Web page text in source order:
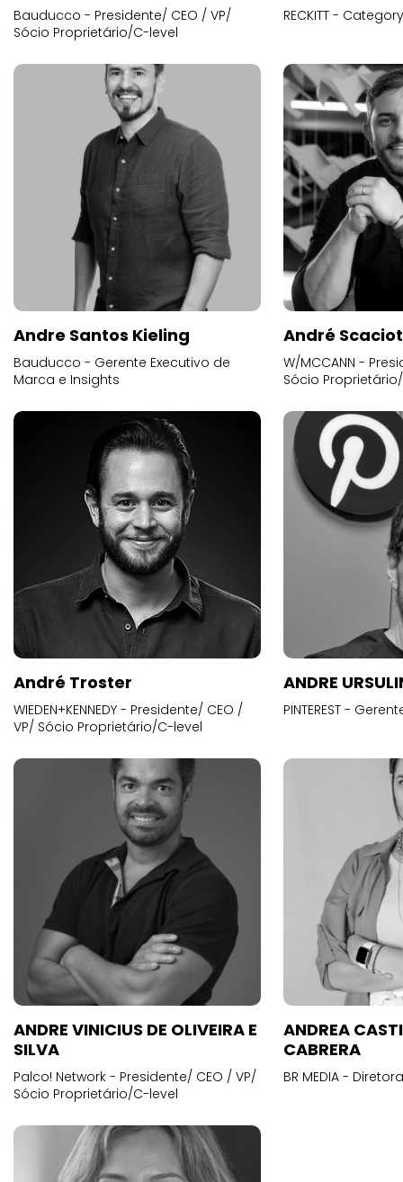
Bauducco - Presidente/ CEO / VP/
Sócio Proprietário/C-level
RECKITT -
Andre Santos Kieling
Bauducco - Gerente Executivo de
Marca e Insights
André
W/MCCANN -
Sócio
André Troster
WIEDEN+KENNEDY - Presidente/ CEO /
VP/ Sócio Proprietário/C-level
ANDRE
PINTEREST -
ANDRE VINICIUS DE OLIVEIRA E
SILVA
Palco! Network - Presidente/ CEO / VP/
Sócio Proprietário/C-level
ANDREA
CABRERA
BR MEDIA -